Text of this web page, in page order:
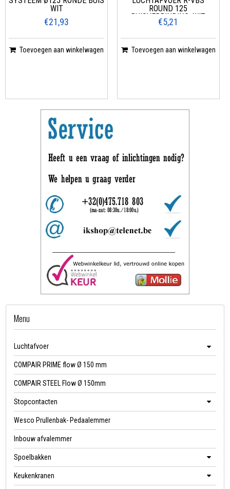
WIT
€21,93
Toevoegen aan winkelwagen
ROUND 125
BUISVERBINDING, WIT
€5,21
Toevoegen aan winkelwagen
Menu
Luchtafvoer
COMPAIR PRIME flow Ø 150 mm
COMPAIR STEEL Flow Ø 150mm
Stopcontacten
Wesco Prullenbak- Pedaalemmer
Inbouw afvalemmer
Spoelbakken
Keukenkranen